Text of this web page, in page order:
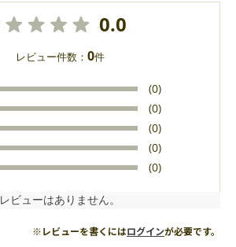
0.0
レビュー件数： 0件
(0)
(0)
(0)
(0)
(0)
レビューはありません。
※レビューを書くにはログインが必要です。